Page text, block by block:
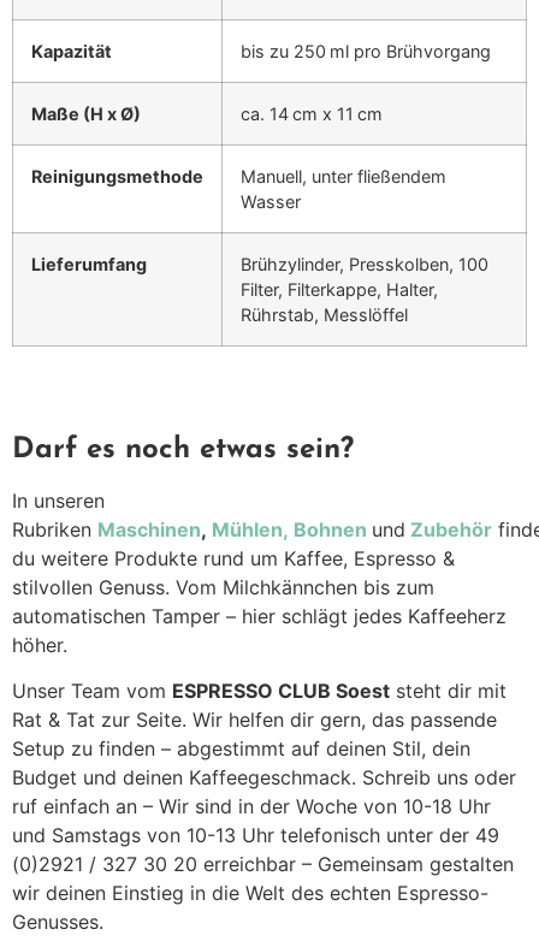
Kapazität bis zu 250 ml pro Brühvorgang
Maße (H x Ø) ca. 14 cm x 11 cm
Reinigungsmethode
Manuell, unter fließendem
Wasser
Lieferumfang
Brühzylinder, Presskolben, 100
Filter, Filterkappe, Halter,
Rührstab, Messlöffel
Darf es noch etwas sein?
In unseren
Rubriken Maschinen, Mühlen, Bohnen und Zubehör
du weitere Produkte rund um Kaffee, Espresso &
stilvollen Genuss. Vom Milchkännchen bis zum
automatischen Tamper – hier schlägt jedes Kaffeeherz
höher.
Unser Team vom ESPRESSO CLUB Soest steht dir mit
Rat & Tat zur Seite. Wir helfen dir gern, das passende
Setup zu finden – abgestimmt auf deinen Stil, dein
Budget und deinen Kaffeegeschmack. Schreib uns oder
ruf einfach an – Wir sind in der Woche von 10-18 Uhr
und Samstags von 10-13 Uhr telefonisch unter der 49
(0)2921 / 327 30 20 erreichbar – Gemeinsam gestalten
wir deinen Einstieg in die Welt des echten Espresso-
Genusses.